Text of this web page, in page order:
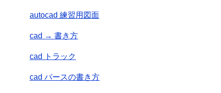
autocad 練習用図面
cad → 書き方
cad トラック
cad パースの書き方